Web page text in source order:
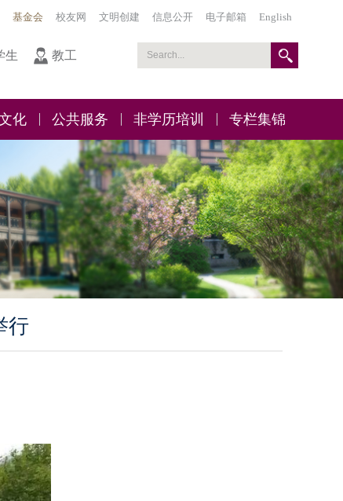
基金会 校友网 文明创建 信息公开 电子邮箱 English
生 教工
化 公共服务 非学历培训 专栏集锦
行